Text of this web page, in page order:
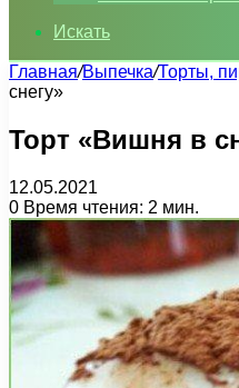
Искать
Главная/Выпечка/Торты,
снегу»
Торт «Вишня в
12.05.2021
0 Время чтения: 2 мин.